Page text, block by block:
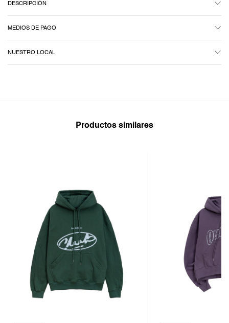
DESCRIPCIÓN
MEDIOS DE PAGO
NUESTRO LOCAL
Productos similares